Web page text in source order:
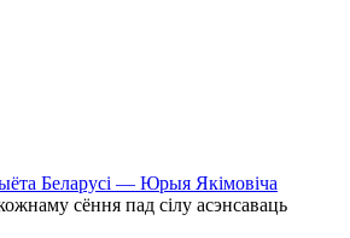
Беларусі — Юрыя Якімовіча
сёння пад сілу асэнсаваць